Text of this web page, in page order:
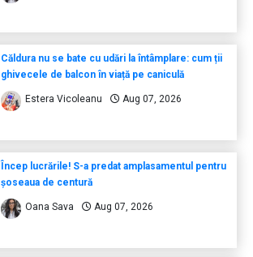
Căldura nu se bate cu udări la întâmplare: cum ții
ghivecele de balcon în viață pe caniculă
Estera Vicoleanu Aug 07, 2026
Încep lucrările! S-a predat amplasamentul pentru
șoseaua de centură
Oana Sava Aug 07, 2026